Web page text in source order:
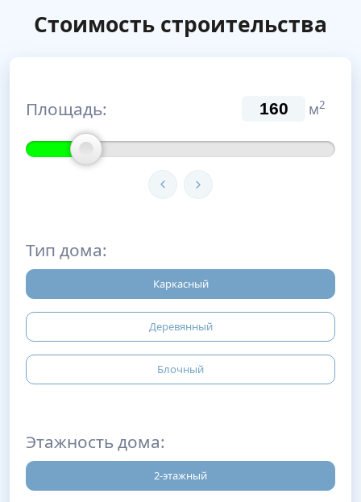
Стоимость строительства
Площадь: м2
Тип дома:
Каркасный
Деревянный
Блочный
Этажность дома:
2-этажный